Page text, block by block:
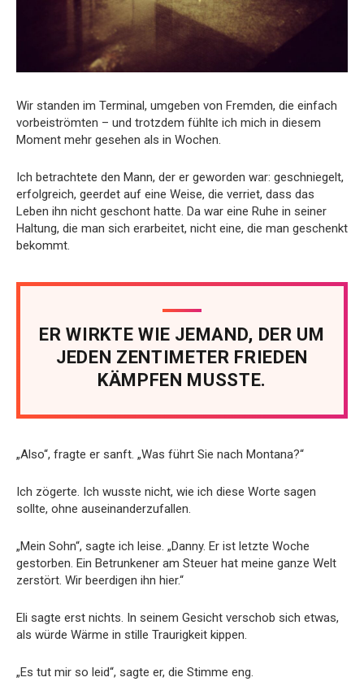
Wir standen im Terminal, umgeben von Fremden, die einfach
vorbeiströmten – und trotzdem fühlte ich mich in diesem
Moment mehr gesehen als in Wochen.
Ich betrachtete den Mann, der er geworden war: geschniegelt,
erfolgreich, geerdet auf eine Weise, die verriet, dass das
Leben ihn nicht geschont hatte. Da war eine Ruhe in seiner
Haltung, die man sich erarbeitet, nicht eine, die man geschenkt
bekommt.
ER WIRKTE WIE JEMAND, DER UM
JEDEN ZENTIMETER FRIEDEN
KÄMPFEN MUSSTE.
„Also“, fragte er sanft. „Was führt Sie nach Montana?“
Ich zögerte. Ich wusste nicht, wie ich diese Worte sagen
sollte, ohne auseinanderzufallen.
„Mein Sohn“, sagte ich leise. „Danny. Er ist letzte Woche
gestorben. Ein Betrunkener am Steuer hat meine ganze Welt
zerstört. Wir beerdigen ihn hier.“
Eli sagte erst nichts. In seinem Gesicht verschob sich etwas,
als würde Wärme in stille Traurigkeit kippen.
„Es tut mir so leid“, sagte er, die Stimme eng.